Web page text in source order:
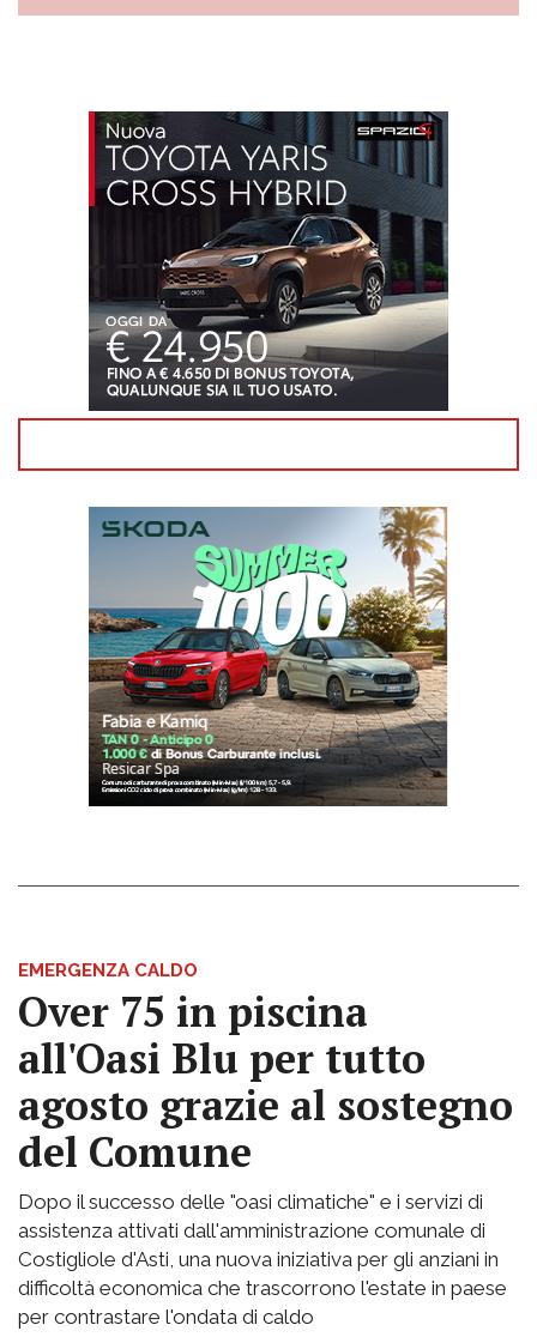
EMERGENZA CALDO
Over 75 in piscina
all'Oasi Blu per tutto
agosto grazie al sostegno
del Comune
Dopo il successo delle "oasi climatiche" e i servizi di
assistenza attivati dall'amministrazione comunale di
Costigliole d'Asti, una nuova iniziativa per gli anziani in
difficoltà economica che trascorrono l'estate in paese
per contrastare l'ondata di caldo